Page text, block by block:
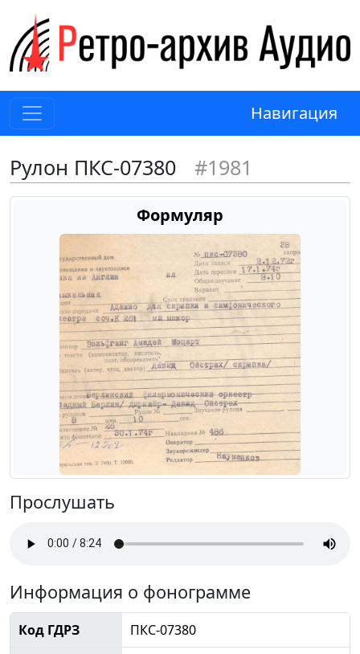
Навигация
Рулон ПКС-07380 #1981
Формуляр
Прослушать
Информация о фонограмме
Код ГДРЗ
ПКС-07380